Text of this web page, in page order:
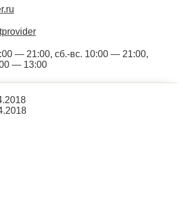
— 21:00, сб.-вс. 10:00 — 21:00,
— 13:00